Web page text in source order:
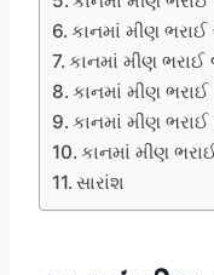
કાનમાં મીણ
કાનમાં મીણ ભરાઈ
કાનમાં મીણ
કાનમાં મીણ
કાનમાં મીણ
સારાંશ